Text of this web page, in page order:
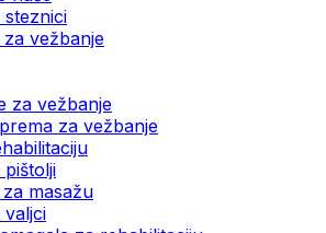
za vežbanje
za vežbanje
za vežbanje
pištolji
masažu
valjci